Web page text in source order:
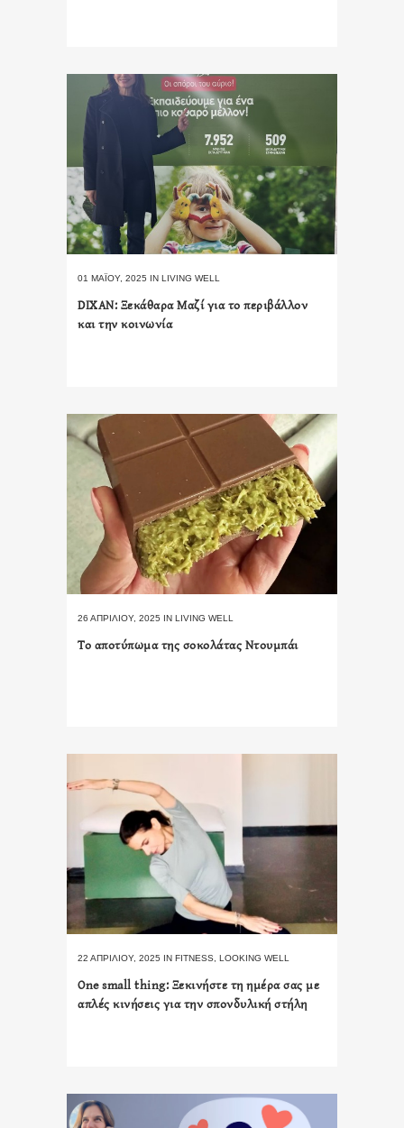
01 ΜΑΪ́ΟΥ, 2025 IN LIVING WELL
DIXAN: Ξεκάθαρα Μαζί για το περιβάλλον
και την κοινωνία
26 ΑΠΡΙΛΊΟΥ, 2025 IN LIVING WELL
Το αποτύπωμα της σοκολάτας Ντουμπάι
22 ΑΠΡΙΛΊΟΥ, 2025 IN FITNESS LOOKING WELL
One small thing: Ξεκινήστε τη ημέρα σας με
απλές κινήσεις για την σπονδυλική στήλη